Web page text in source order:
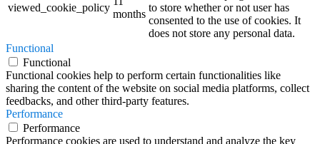
viewed_cookie_policy
months
to store whether or not user has
consented to the use of cookies. It
does not store any personal data.
Functional
Functional
Functional cookies help to perform certain functionalities like
sharing the content of the website on social media platforms, collect
feedbacks, and other third-party features.
Performance
Performance
Performance cookies are used to understand and analyze the key